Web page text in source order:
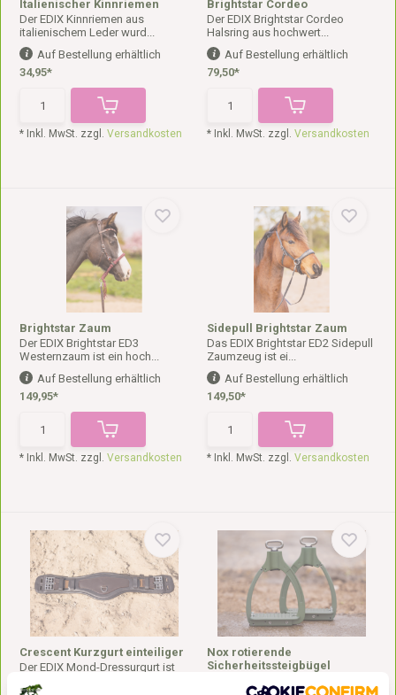
Italienischer Kinnriemen
Der EDIX Kinnriemen aus
italienischem Leder wurd...
Auf Bestellung erhältlich
34,95*
* Inkl. MwSt. zzgl.Versandkosten
Brightstar Cordeo
Der EDIX Brightstar Cordeo
Halsring aus hochwert...
Auf Bestellung erhältlich
79,50*
* Inkl. MwSt. zzgl. Versandkosten
Brightstar Zaum
Der EDIX Brightstar ED3
Westernzaum ist ein hoch...
Auf Bestellung erhältlich
149,95*
* Inkl. MwSt. zzgl.Versandkosten
Sidepull Brightstar Zaum
Das EDIX Brightstar ED2 Sidepull
Zaumzeug ist ei...
Auf Bestellung erhältlich
149,50*
* Inkl. MwSt. zzgl. Versandkosten
Crescent Kurzgurt einteiliger
Der EDIX Mond-Dressurgurt ist
ein einteiliger, a...
Nox rotierende
Sicherheitssteigbügel